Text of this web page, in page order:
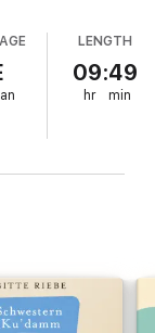
einsetzen
Traum, an
…
LENGTH
09:49
hr min